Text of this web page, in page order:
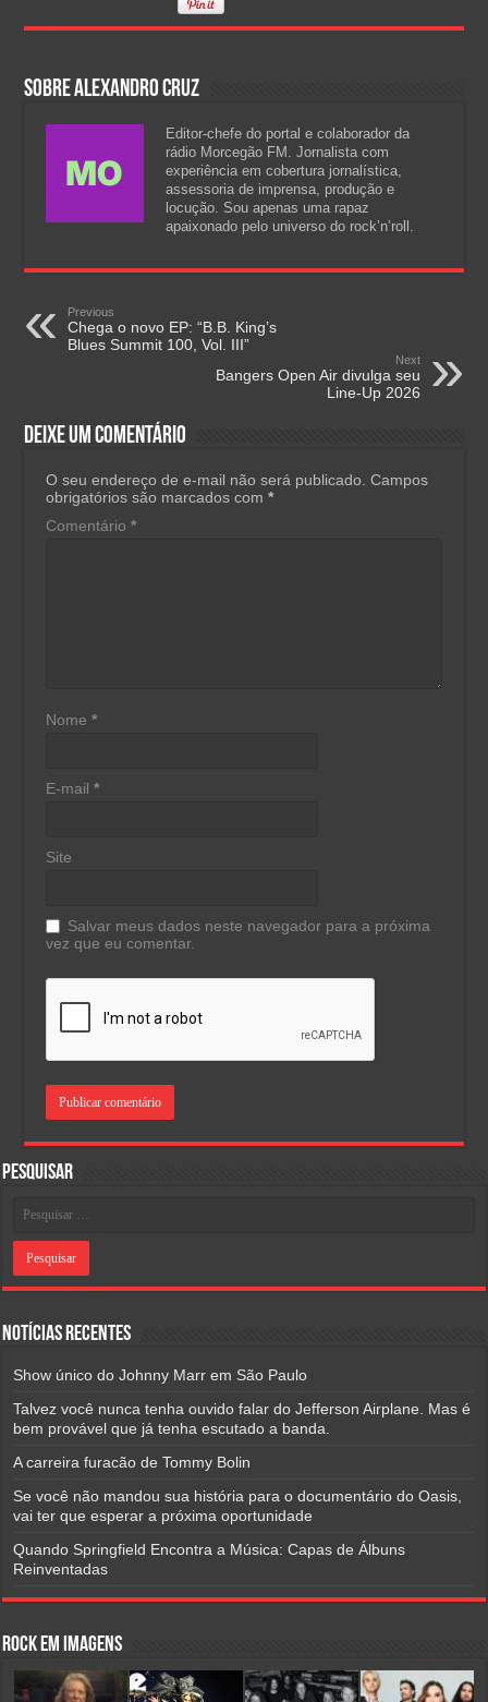
Sobre Alexandro Cruz
Editor-chefe do portal e colaborador da
rádio Morcegão FM. Jornalista com
experiência em cobertura jornalística,
assessoria de imprensa, produção e
locução. Sou apenas uma rapaz
apaixonado pelo universo do rock’n’roll.
Previous
Chega o novo EP: “B.B. King’s
Blues Summit 100, Vol. III”
Next
Bangers Open Air divulga seu
Line-Up 2026
Deixe um comentário
O seu endereço de e-mail não será publicado. Campos
obrigatórios são marcados com*
Comentário*
Nome*
E-mail*
Site
Salvar meus dados neste navegador para a próxima
vez que eu comentar.
Pesquisar
Notícias Recentes
Show único do Johnny Marr em São Paulo
Talvez você nunca tenha ouvido falar do Jefferson Airplane. Mas é
bem provável que já tenha escutado a banda.
A carreira furacão de Tommy Bolin
Se você não mandou sua história para o documentário do Oasis,
vai ter que esperar a próxima oportunidade
Quando Springfield Encontra a Música: Capas de Álbuns
Reinventadas
Rock em Imagens